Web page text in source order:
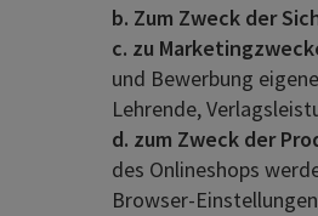
b. Zum Zweck der
c. zu
und Bewerbung
Lehrende,
d. zum Zweck der
des Onlineshops
Browser-